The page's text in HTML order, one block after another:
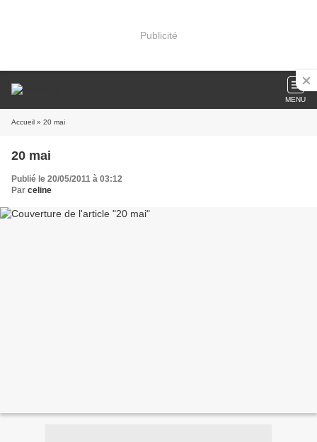
Publicité
MENU
Accueil » 20 mai
20 mai
Publié le 20/05/2011 à 03:12
Par celine